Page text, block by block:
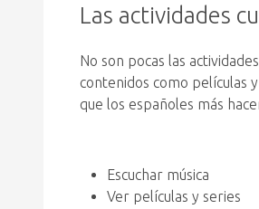
Las actividades
No son pocas las
contenidos como películas
que los españoles más
Escuchar música
Ver películas y series